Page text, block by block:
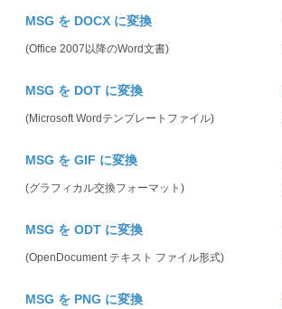
MSG を DOCX に変換
(Office 2007以降のWord文書)
MSG を DOT に変換
(Microsoft Wordテンプレートファイル)
MSG を GIF に変換
(グラフィカル交換フォーマット)
MSG を ODT に変換
(OpenDocument テキスト ファイル形式)
MSG を PNG に変換